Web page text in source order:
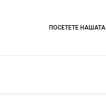
ПОСЕТЕТЕ НАШАТА